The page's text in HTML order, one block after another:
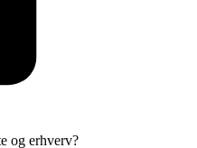
og erhverv?